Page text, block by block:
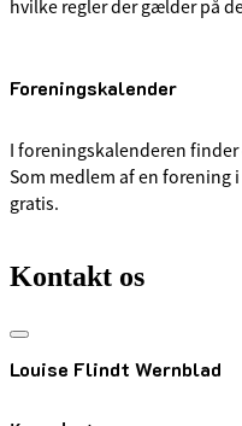
hvilke regler der gælder på
Foreningskalender
I foreningskalenderen
Som medlem af en forening
gratis.
Kontakt os
Louise Flindt Wernblad